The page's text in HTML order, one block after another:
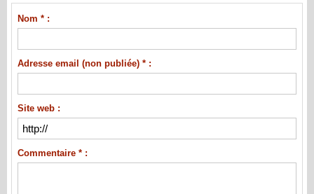
Nom * :
Adresse email (non publiée) * :
Site web :
Commentaire * :